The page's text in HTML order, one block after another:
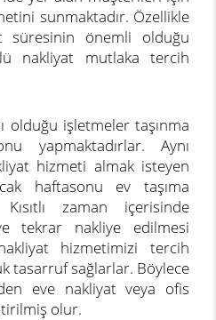
sunmaktadır. Özellikle
süresinin önemli olduğu
nakliyat mutlaka tercih
olduğu işletmeler taşınma
yapmaktadırlar. Aynı
hizmeti almak isteyen
haftasonu ev taşıma
zaman içerisinde
tekrar nakliye edilmesi
hizmetimizi tercih
tasarruf sağlarlar. Böylece
eve nakliyat veya ofis
olur.